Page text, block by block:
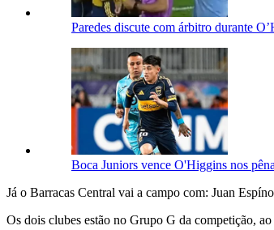
Paredes discute com árbitro durante
Boca Juniors vence O'Higgins nos
Já o Barracas Central vai a campo com: Juan
Os dois clubes estão no Grupo G da competição,